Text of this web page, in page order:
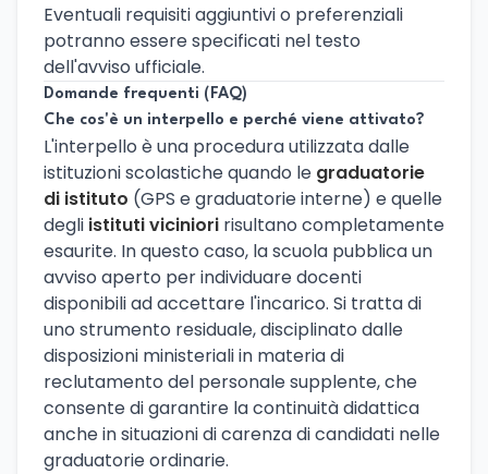
Eventuali requisiti aggiuntivi o preferenziali
potranno essere specificati nel testo
dell'avviso ufficiale.
Domande frequenti (FAQ)
Che cos'è un interpello e perché viene attivato?
L'interpello è una procedura utilizzata dalle
istituzioni scolastiche quando le graduatorie
di istituto (GPS e graduatorie interne) e quelle
degli istituti viciniori risultano completamente
esaurite. In questo caso, la scuola pubblica un
avviso aperto per individuare docenti
disponibili ad accettare l'incarico. Si tratta di
uno strumento residuale, disciplinato dalle
disposizioni ministeriali in materia di
reclutamento del personale supplente, che
consente di garantire la continuità didattica
anche in situazioni di carenza di candidati nelle
graduatorie ordinarie.